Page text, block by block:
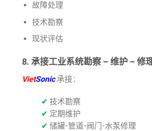
故障处理
技术勘察
现状评估
8. 承接工业系统勘察 – 维护 – 修
VietSonic承接：
✔ 技术勘察
✔ 定期维护
✔ 储罐-管道-阀门-水泵修理